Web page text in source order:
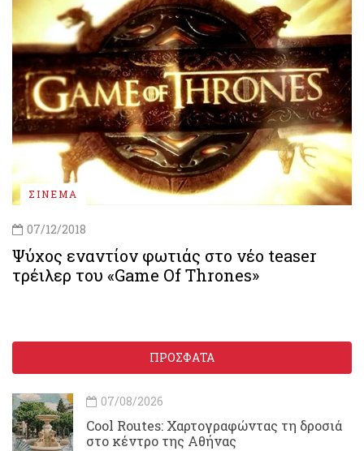
ΣΙΝΕΜΑ
07/12/2018
Ψύχος εναντίον φωτιάς στο νέο teaser
τρέιλερ του «Game Of Thrones»
ΠΡΟΣΦΑΤΑ
07/08/2026
Cool Routes: Χαρτογραφώντας τη δροσιά
στο κέντρο της Αθήνας